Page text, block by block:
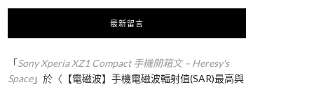
最新留言
「Sony Xperia XZ1 Compact 手機開箱文 – Heresy's
Space」於〈 【電磁波】手機電磁波輻射值(SAR)最高與